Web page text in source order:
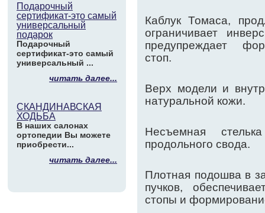
Подарочный
сертификат-это самый
универсальный
подарок
Подарочный
сертификат-это самый
универсальный ...
читать далее...
СКАНДИНАВСКАЯ
ХОДЬБА
В наших салонах
ортопедии Вы можете
приобрести...
читать далее...
Каблук Томаса,
ограничивает
предупреждает
стоп.
Верх модели и
натуральной кожи.
Несъемная
продольного свода.
Плотная подошва в
пучков,
стопы и